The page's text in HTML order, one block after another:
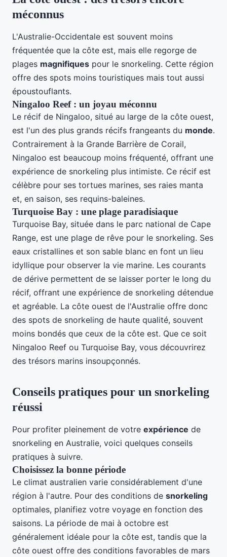
méconnus
L'Australie-Occidentale est souvent moins
fréquentée que la côte est, mais elle regorge de
plages magnifiques pour le snorkeling. Cette région
offre des spots moins touristiques mais tout aussi
époustouflants.
Ningaloo Reef : un joyau méconnu
Le récif de Ningaloo, situé au large de la côte ouest,
est l'un des plus grands récifs frangeants du monde.
Contrairement à la Grande Barrière de Corail,
Ningaloo est beaucoup moins fréquenté, offrant une
expérience de snorkeling plus intimiste. Ce récif est
célèbre pour ses tortues marines, ses raies manta
et, en saison, ses requins-baleines.
Turquoise Bay : une plage paradisiaque
Turquoise Bay, située dans le parc national de Cape
Range, est une plage de rêve pour le snorkeling. Ses
eaux cristallines et son sable blanc en font un lieu
idyllique pour observer la vie marine. Les courants
de dérive permettent de se laisser porter le long du
récif, offrant une expérience de snorkeling détendue
et agréable. La côte ouest de l'Australie offre donc
des spots de snorkeling de haute qualité, souvent
moins bondés que ceux de la côte est. Que ce soit
Ningaloo Reef ou Turquoise Bay, vous découvrirez
des trésors marins insoupçonnés.
Conseils pratiques pour un snorkeling
réussi
Pour profiter pleinement de votre expérience de
snorkeling en Australie, voici quelques conseils
pratiques à suivre.
Choisissez la bonne période
Le climat australien varie considérablement d'une
région à l'autre. Pour des conditions de snorkeling
optimales, planifiez votre voyage en fonction des
saisons. La période de mai à octobre est
généralement idéale pour la côte est, tandis que la
côte ouest offre des conditions favorables de mars